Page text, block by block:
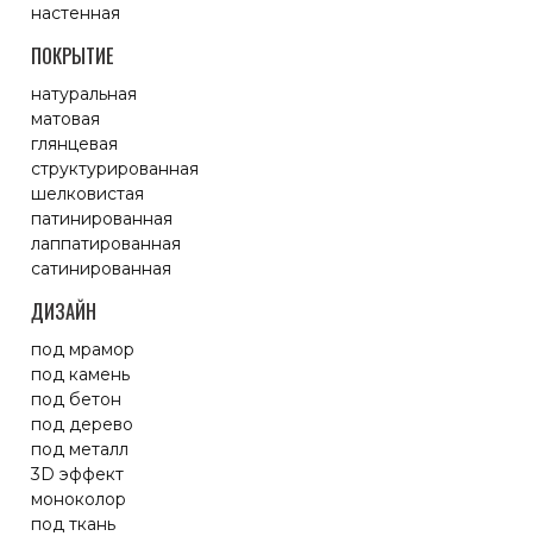
настенная
ПОКРЫТИЕ
натуральная
матовая
глянцевая
структурированная
шелковистая
патинированная
лаппатированная
сатинированная
ДИЗАЙН
под мрамор
под камень
под бетон
под дерево
под металл
3D эффект
моноколор
под ткань